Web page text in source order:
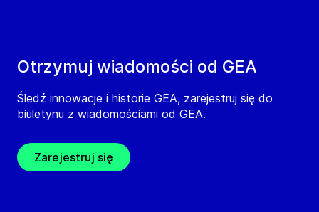
Otrzymuj wiadomości od GEA
Śledź innowacje i historie GEA, zarejestruj się do
biuletynu z wiadomościami od GEA.
Zarejestruj się